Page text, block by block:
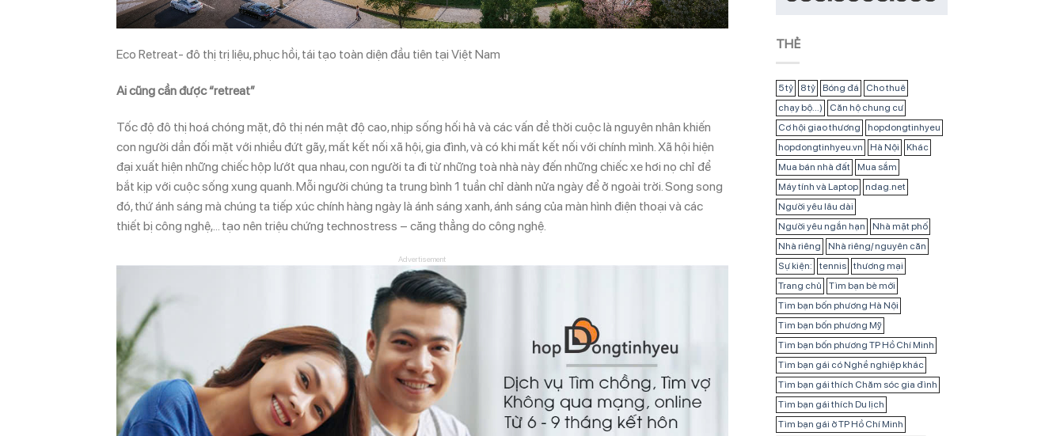
Eco Retreat- đô thị trị liệu, phục hồi, tái tạo toàn diện đầu tiên tại Việt Nam
Ai cũng cần được “retreat”
Tốc độ đô thị hoá chóng mặt, đô thị nén mật độ cao, nhịp sống hối hả và các vấn đề thời cuộc là nguyên nhân khiến
con người dần đối mặt với nhiều đứt gãy, mất kết nối xã hội, gia đình, và có khi mất kết nối với chính mình. Xã hội hiện
đại xuất hiện những chiếc hộp lướt qua nhau, con người ta đi từ những toà nhà này đến những chiếc xe hơi nọ chỉ để
bắt kịp với cuộc sống xung quanh. Mỗi người chúng ta trung bình 1 tuần chỉ dành nửa ngày để ở ngoài trời. Song song
đó, thứ ánh sáng mà chúng ta tiếp xúc chính hàng ngày là ánh sáng xanh, ánh sáng của màn hình điện thoại và các
thiết bị công nghệ,… tạo nên triệu chứng technostress – căng thẳng do công nghệ.
Advertisement
THẺ
5 tỷ 8 tỷ Bóng đá
Cho thuê
chạy bộ...)
Căn hộ chung cư
Cơ hội giao thương
hopdongtinhyeu
hopdongtinhyeu.vn
Hà Nội
Khác
Mua bán nhà đất
Mua sắm
Máy tính và Laptop
ndag.net
Người yêu lâu dài
Người yêu ngắn hạn
Nhà mặt phố
Nhà riêng
Nhà riêng/ nguyên căn
Sự kiện:
tennis
thương mại
Trang chủ
Tìm bạn bè mới
Tìm bạn bốn phương Hà Nội
Tìm bạn bốn phương Mỹ
Tìm bạn bốn phương TP Hồ Chí Minh
Tìm bạn gái có Nghề nghiệp khác
Tìm bạn gái thích Chăm sóc gia đình
Tìm bạn gái thích Du lịch
Tìm bạn gái ở TP Hồ Chí Minh